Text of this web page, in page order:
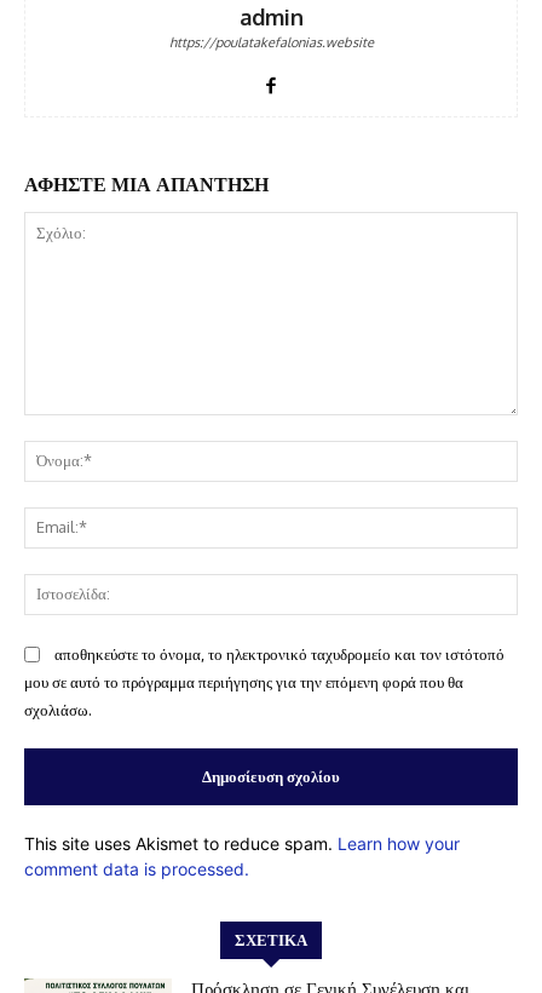
admin
https://poulatakefalonias.website
ΑΦΗΣΤΕ ΜΙΑ ΑΠΑΝΤΗΣΗ
αποθηκεύστε το όνομα, το ηλεκτρονικό ταχυδρομείο και τον ιστότοπό
μου σε αυτό το πρόγραμμα περιήγησης για την επόμενη φορά που θα
σχολιάσω.
This site uses Akismet to reduce spam. Learn how your
comment data is processed.
ΣΧΕΤΙΚΆ
Πρόσκληση σε Γενική Συνέλευση και